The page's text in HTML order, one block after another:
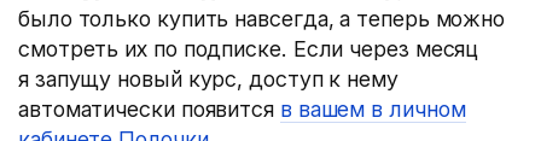
было только купить навсегда, а теперь можно
смотреть их по подписке. Если через месяц
я запущу новый курс, доступ к нему
автоматически появится в вашем в личном